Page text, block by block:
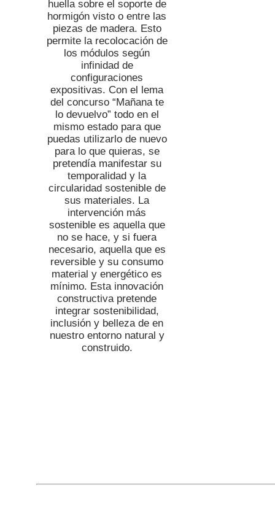
huella sobre el soporte de
hormigón visto o entre las
piezas de madera. Esto
permite la recolocación de
los módulos según
infinidad de
configuraciones
expositivas. Con el lema
del concurso “Mañana te
lo devuelvo” todo en el
mismo estado para que
puedas utilizarlo de nuevo
para lo que quieras, se
pretendía manifestar su
temporalidad y la
circularidad sostenible de
sus materiales. La
intervención más
sostenible es aquella que
no se hace, y si fuera
necesario, aquella que es
reversible y su consumo
material y energético es
mínimo. Esta innovación
constructiva pretende
integrar sostenibilidad,
inclusión y belleza de en
nuestro entorno natural y
construido.